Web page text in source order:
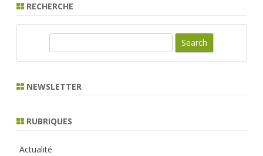
RECHERCHE
r
NEWSLETTER
RUBRIQUES
Actualité